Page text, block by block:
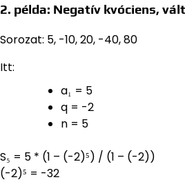
2. példa: Negatív kvóciens,
Sorozat: 5, -10, 20, -40, 80
Itt:
a₁ = 5
q = -2
n = 5
S₅ = 5 * (1 – (-2)⁵) / (1 – (-2))
(-2)⁵ = -32